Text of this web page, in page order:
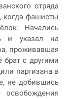
отряда
когда фашисты
Начались
и указал на
проживавшая
брат с другими
партизана в
не добившись
освобождения